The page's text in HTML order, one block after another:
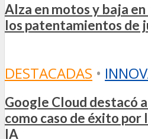
Alza en motos y baja
los patentamientos de
DESTACADAS •
Google Cloud destacó
como caso de éxito por
IA